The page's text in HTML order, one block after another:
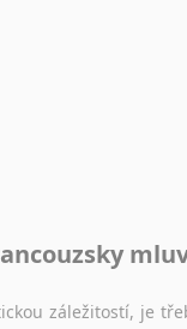
záležitostí, je